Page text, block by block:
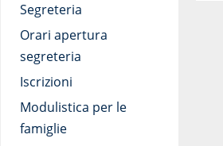
Segreteria
Orari apertura
segreteria
Iscrizioni
Modulistica per le
famiglie